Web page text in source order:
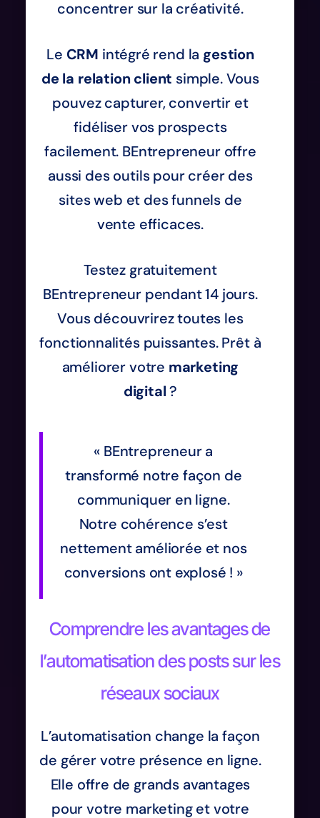
concentrer sur la créativité.
Le CRM intégré rend la gestion
de la relation client simple. Vous
pouvez capturer, convertir et
fidéliser vos prospects
facilement. BEntrepreneur offre
aussi des outils pour créer des
sites web et des funnels de
vente efficaces.
Testez gratuitement
BEntrepreneur pendant 14 jours.
Vous découvrirez toutes les
fonctionnalités puissantes. Prêt à
améliorer votre marketing
digital?
« BEntrepreneur a
transformé notre façon de
communiquer en ligne.
Notre cohérence s’est
nettement améliorée et nos
conversions ont explosé ! »
Comprendre les avantages de
l’automatisation des posts sur les
réseaux sociaux
L’automatisation change la façon
de gérer votre présence en ligne.
Elle offre de grands avantages
pour votre marketing et votre